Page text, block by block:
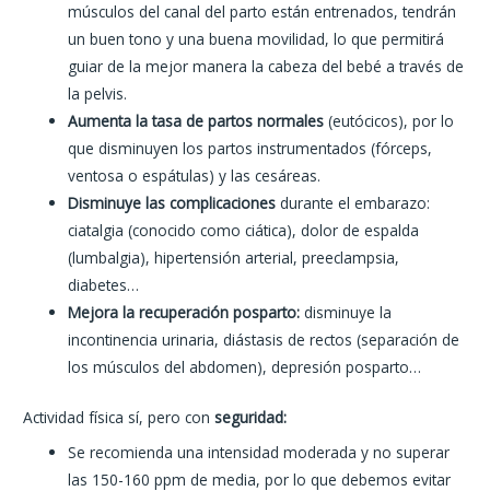
músculos del canal del parto están entrenados, tendrán
un buen tono y una buena movilidad, lo que permitirá
guiar de la mejor manera la cabeza del bebé a través de
la pelvis.
Aumenta la tasa de partos normales(eutócicos), por lo
que disminuyen los partos instrumentados (fórceps,
ventosa o espátulas) y las cesáreas.
Disminuye las complicaciones durante el embarazo:
ciatalgia (conocido como ciática), dolor de espalda
(lumbalgia), hipertensión arterial, preeclampsia,
diabetes…
Mejora la recuperación posparto: disminuye la
incontinencia urinaria, diástasis de rectos (separación de
los músculos del abdomen), depresión posparto…
Actividad física sí, pero conseguridad:
Se recomienda una intensidad moderada y no superar
las 150-160 ppm de media, por lo que debemos evitar